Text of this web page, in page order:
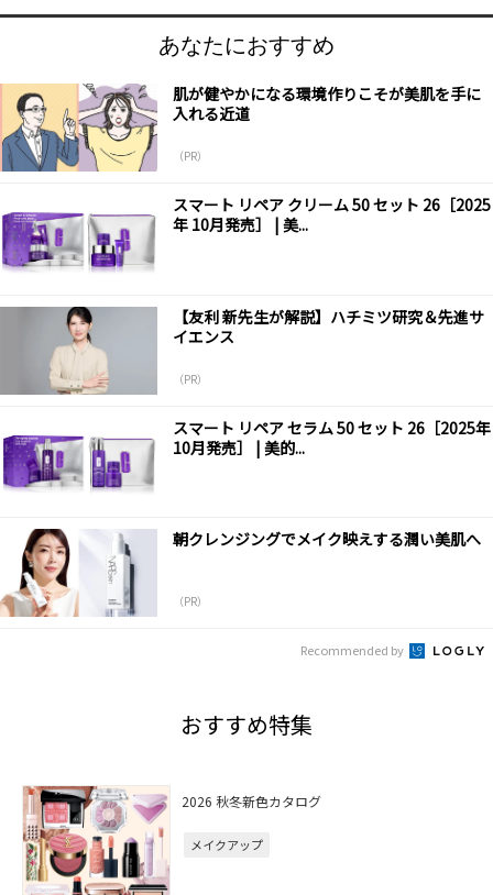
あなたにおすすめ
肌が健やかになる環境作りこそが美肌を手に
入れる近道
（PR）
スマート リペア クリーム 50 セット 26［2025
年 10月発売］ | 美...
【友利 新先生が解説】ハチミツ研究＆先進サ
イエンス
（PR）
スマート リペア セラム 50 セット 26［2025年
10月発売］ | 美的...
朝クレンジングでメイク映えする潤い美肌へ
（PR）
Recommended by
おすすめ特集
2026 秋冬新色カタログ
メイクアップ